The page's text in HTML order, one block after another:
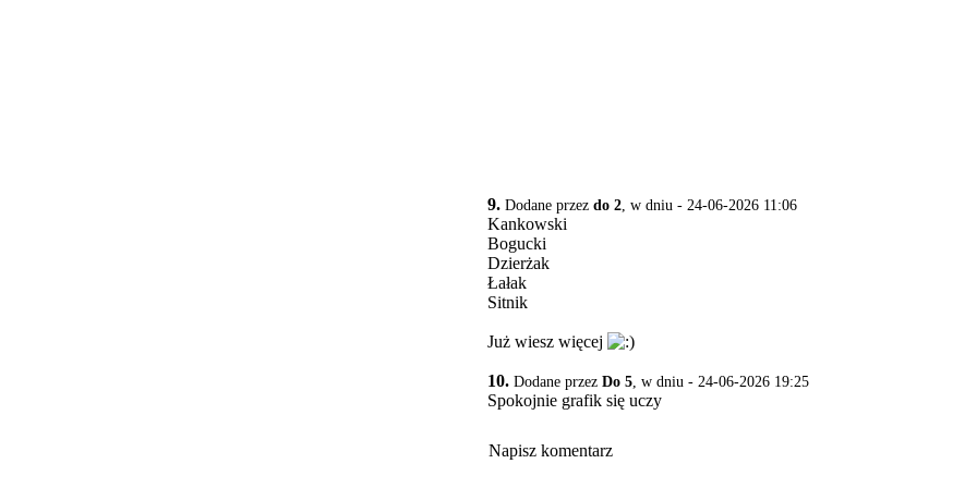
9. Dodane przez do 2, w dniu - 24-06-2026 11:06
Kankowski
Bogucki
Dzierżak
Łałak
Sitnik
Już wiesz więcej
10. Dodane przez Do 5, w dniu - 24-06-2026 19:25
Spokojnie grafik się uczy
Napisz komentarz